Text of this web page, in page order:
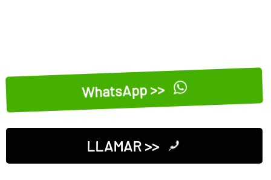
WhatsApp >>
LLAMAR >>